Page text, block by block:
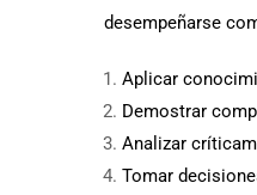
desempeñarse
Aplicar
Demostrar
Analizar
Tomar